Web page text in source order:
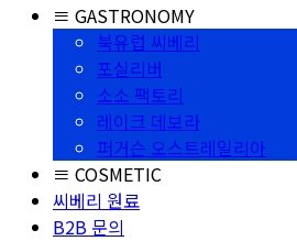
≡ GASTRONOMY
북유럽 씨베리
포실리버
소소 팩토리
레이크 데보라
퍼거슨 오스트레일리아
≡ COSMETIC
씨베리 원료
B2B 문의